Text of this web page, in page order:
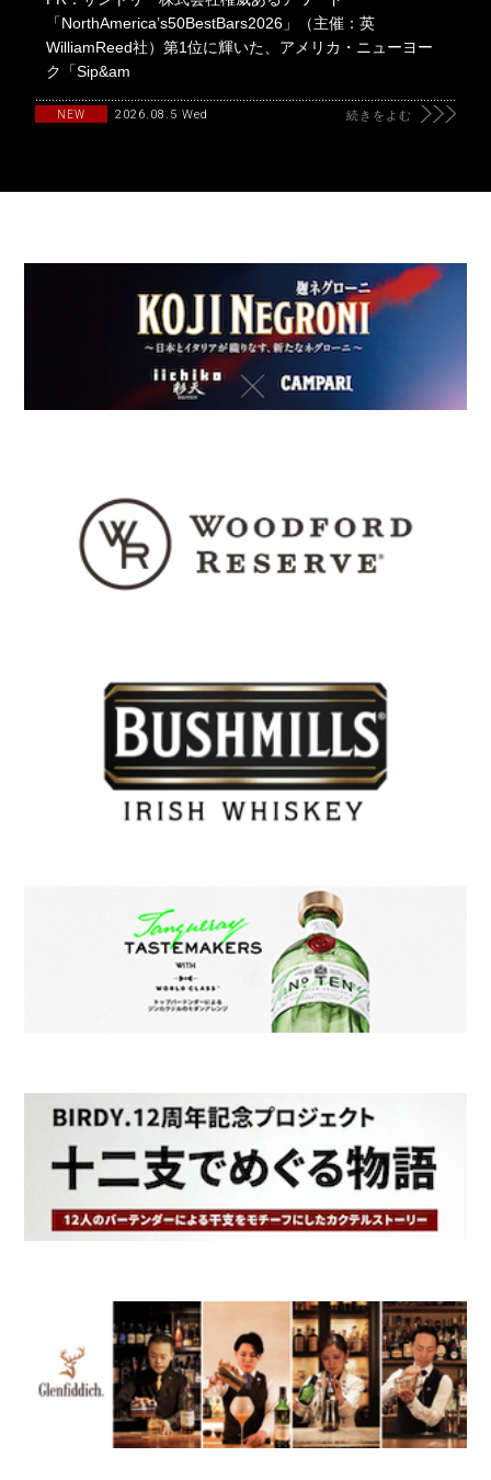
「NorthAmerica’s50BestBars2026」（主催：英
WilliamReed社）第1位に輝いた、アメリカ・ニューヨー
ク「Sip&am
NEW 2026.08.5 Wed 続きをよむ